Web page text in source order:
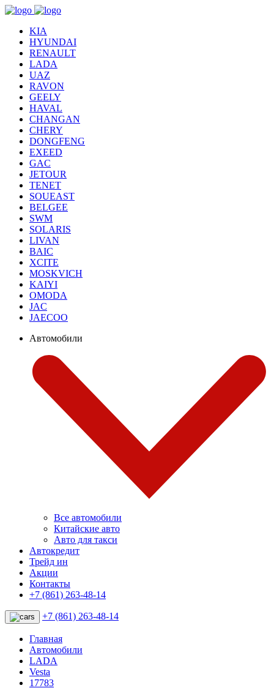
KIA
HYUNDAI
RENAULT
LADA
UAZ
RAVON
GEELY
HAVAL
CHANGAN
CHERY
DONGFENG
EXEED
GAC
JETOUR
TENET
SOUEAST
BELGEE
SWM
SOLARIS
LIVAN
BAIC
XCITE
MOSKVICH
KAIYI
OMODA
JAC
JAECOO
Автомобили
Все автомобили
Китайские авто
Авто для такси
Автокредит
Трейд ин
Акции
Контакты
+7 (861) 263-48-14
+7 (861) 263-48-14
Главная
Автомобили
LADA
Vesta
17783